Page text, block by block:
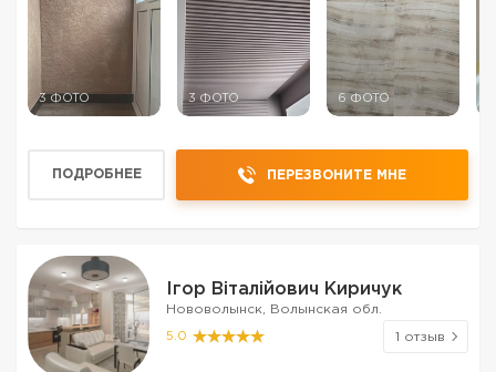
3 ФОТО 3 ФОТО 6 ФОТО
ПОДРОБНЕЕ ПЕРЕЗВОНИТЕ МНЕ
Ігор Віталійович Киричук
Нововолынск, Волынская обл.
5.0 1 отзыв